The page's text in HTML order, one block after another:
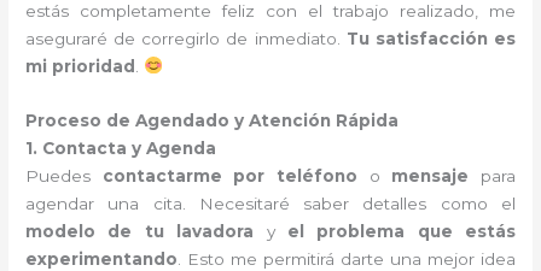
estás completamente feliz con el trabajo realizado, me
aseguraré de corregirlo de inmediato. Tu satisfacción es
mi prioridad
Proceso de Agendado y Atención Rápida
1. Contacta y Agenda
Puedes contactarme por teléfono o mensaje para
agendar una cita. Necesitaré saber detalles como el
modelo de tu lavadora y el problema que estás
experimentando . Esto me permitirá darte una mejor idea